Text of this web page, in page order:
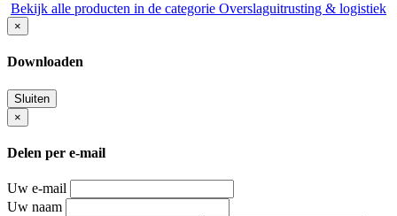
Bekijk alle producten in de categorie Overslaguitrusting & logistiek
×
Downloaden
Sluiten
×
Delen per e-mail
Uw e-mail
Uw naam